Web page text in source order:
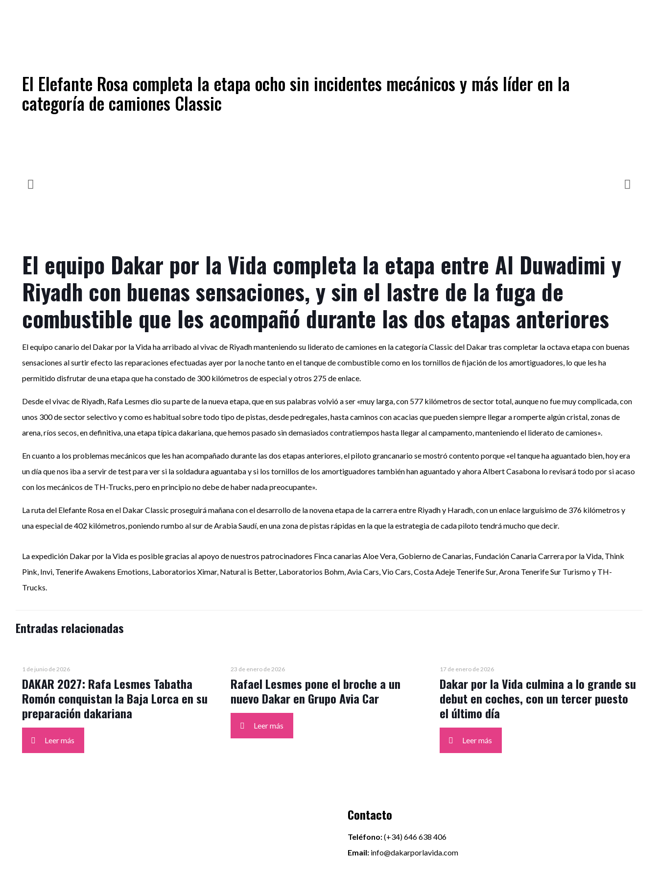
El Elefante Rosa completa la etapa ocho sin incidentes mecánicos y más líder en la
categoría de camiones Classic
El equipo Dakar por la Vida completa la etapa entre Al Duwadimi y
Riyadh con buenas sensaciones, y sin el lastre de la fuga de
combustible que les acompañó durante las dos etapas anteriores
El equipo canario del Dakar por la Vida ha arribado al vivac de Riyadh manteniendo su liderato de camiones en la categoría Classic del Dakar tras completar la octava etapa con buenas
sensaciones al surtir efecto las reparaciones efectuadas ayer por la noche tanto en el tanque de combustible como en los tornillos de fijación de los amortiguadores, lo que les ha
permitido disfrutar de una etapa que ha constado de 300 kilómetros de especial y otros 275 de enlace.
Desde el vivac de Riyadh, Rafa Lesmes dio su parte de la nueva etapa, que en sus palabras volvió a ser «muy larga, con 577 kilómetros de sector total, aunque no fue muy complicada, con
unos 300 de sector selectivo y como es habitual sobre todo tipo de pistas, desde pedregales, hasta caminos con acacias que pueden siempre llegar a romperte algún cristal, zonas de
arena, ríos secos, en definitiva, una etapa típica dakariana, que hemos pasado sin demasiados contratiempos hasta llegar al campamento, manteniendo el liderato de camiones».
En cuanto a los problemas mecánicos que les han acompañado durante las dos etapas anteriores, el piloto grancanario se mostró contento porque «el tanque ha aguantado bien, hoy era
un día que nos iba a servir de test para ver si la soldadura aguantaba y si los tornillos de los amortiguadores también han aguantado y ahora Albert Casabona lo revisará todo por si acaso
con los mecánicos de TH-Trucks, pero en principio no debe de haber nada preocupante».
La ruta del Elefante Rosa en el Dakar Classic proseguirá mañana con el desarrollo de la novena etapa de la carrera entre Riyadh y Haradh, con un enlace larguísimo de 376 kilómetros y
una especial de 402 kilómetros, poniendo rumbo al sur de Arabia Saudí, en una zona de pistas rápidas en la que la estrategia de cada piloto tendrá mucho que decir.
La expedición Dakar por la Vida es posible gracias al apoyo de nuestros patrocinadores Finca canarias Aloe Vera, Gobierno de Canarias, Fundación Canaria Carrera por la Vida, Think
Pink, Invi, Tenerife Awakens Emotions, Laboratorios Ximar, Natural is Better, Laboratorios Bohm, Avia Cars, Vio Cars, Costa Adeje Tenerife Sur, Arona Tenerife Sur Turismo y TH-
Trucks.
Entradas relacionadas
1 de junio de 2026
DAKAR 2027: Rafa Lesmes Tabatha
Romón conquistan la Baja Lorca en su
preparación dakariana
Leer más
23 de enero de 2026
Rafael Lesmes pone el broche a un
nuevo Dakar en Grupo Avia Car
Leer más
17 de enero de 2026
Dakar por la Vida culmina a lo grande su
debut en coches, con un tercer puesto
el último día
Leer más
Contacto
Teléfono:(+34)646 638 406
Email: info@dakarporlavida.com